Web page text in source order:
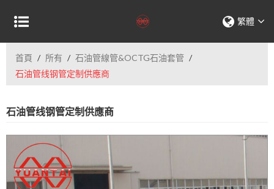
繁體
首頁 / 所有 / 石油管線管&OCTG石油套管 /
石油管线钢管定制供應商
石油管线钢管定制供應商